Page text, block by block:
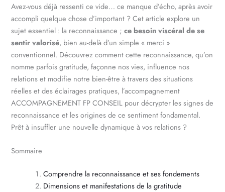
Avez-vous déjà ressenti ce vide… ce manque d’écho, après avoir
accompli quelque chose d’important ? Cet article explore un
sujet essentiel : la reconnaissance ;ce besoin viscéral de se
sentir valorisé, bien au-delà d’un simple « merci »
conventionnel. Découvrez comment cette reconnaissance, qu’on
nomme parfois gratitude, façonne nos vies, influence nos
relations et modifie notre bien-être à travers des situations
réelles et des éclairages pratiques, l’accompagnement
ACCOMPAGNEMENT FP CONSEIL pour décrypter les signes de
reconnaissance et les origines de ce sentiment fondamental.
Prêt à insuffler une nouvelle dynamique à vos relations ?
Sommaire
Comprendre la reconnaissance et ses fondements
Dimensions et manifestations de la gratitude